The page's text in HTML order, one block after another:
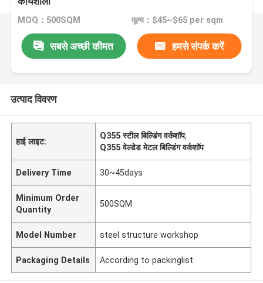
MOQ：500SQM मूल्य：$45~$65 per sqm
सबसे अच्छी कीमत हमसे संपर्क करें
उत्पाद विवरण
हाई लाइट:
Q355 स्टील बिल्डिंग वर्कशॉप,
Q355 वेल्डेड मेटल बिल्डिंग वर्कशॉप
Delivery Time 30~45days
Minimum Order
Quantity
500SQM
Model Number steel structure workshop
Packaging Details According to packinglist